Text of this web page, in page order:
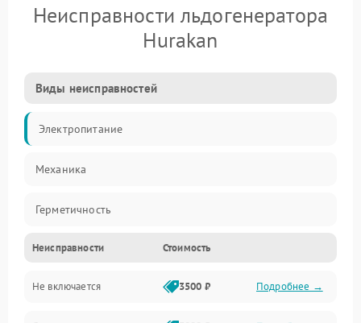
Неисправности льдогенератора
Hurakan
Виды неисправностей
Электропитание
Механика
Герметичность
Неисправности Стоимость
Не включается 3500 ₽ Подробнее →